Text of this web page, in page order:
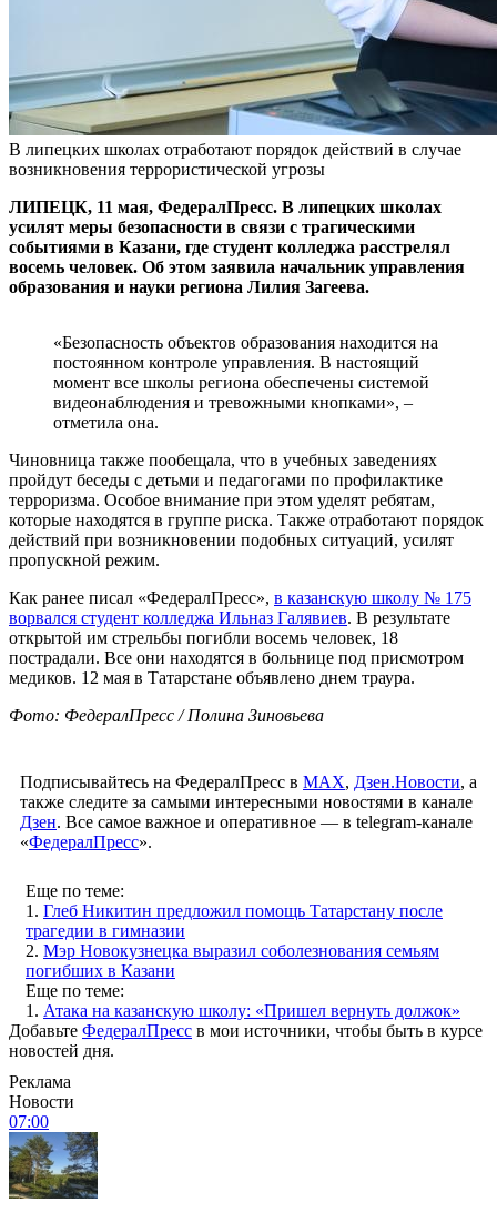
В липецких школах отработают порядок действий в случае
возникновения террористической угрозы
ЛИПЕЦК, 11 мая, ФедералПресс. В липецких школах
усилят меры безопасности в связи с трагическими
событиями в Казани, где студент колледжа расстрелял
восемь человек. Об этом заявила начальник управления
образования и науки региона Лилия Загеева.
«Безопасность объектов образования находится на
постоянном контроле управления. В настоящий
момент все школы региона обеспечены системой
видеонаблюдения и тревожными кнопками», –
отметила она.
Чиновница также пообещала, что в учебных заведениях
пройдут беседы с детьми и педагогами по профилактике
терроризма. Особое внимание при этом уделят ребятам,
которые находятся в группе риска. Также отработают порядок
действий при возникновении подобных ситуаций, усилят
пропускной режим.
Как ранее писал «ФедералПресс», в казанскую школу № 175
ворвался студент колледжа Ильназ Галявиев. В результате
открытой им стрельбы погибли восемь человек, 18
пострадали. Все они находятся в больнице под присмотром
медиков. 12 мая в Татарстане объявлено днем траура.
Фото: ФедералПресс / Полина Зиновьева
Подписывайтесь на ФедералПресс в МАХ, Дзен.Новости, а
также следите за самыми интересными новостями в канале
Дзен. Все самое важное и оперативное — в telegram-канале
«ФедералПресс».
Еще по теме:
1. Глеб Никитин предложил помощь Татарстану после
трагедии в гимназии
2. Мэр Новокузнецка выразил соболезнования семьям
погибших в Казани
Еще по теме:
1. Атака на казанскую школу: «Пришел вернуть должок»
Добавьте ФедералПресс в мои источники, чтобы быть в курсе
новостей дня.
Реклама
Новости
07:00